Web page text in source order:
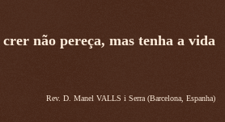
não pereça, mas tenha a vida
Rev. D. Manel VALLS i Serra (Barcelona, Espanha)